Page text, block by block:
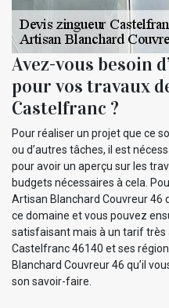
Avez-vous besoin
pour vos travaux
Castelfranc ?
Pour réaliser un projet que ce
ou d’autres tâches, il est
pour avoir un aperçu sur les
budgets nécessaires à cela.
Artisan Blanchard Couvreur 46
ce domaine et vous pouvez
satisfaisant mais à un tarif très
Castelfranc 46140 et ses
Blanchard Couvreur 46 qu’il
son savoir-faire.